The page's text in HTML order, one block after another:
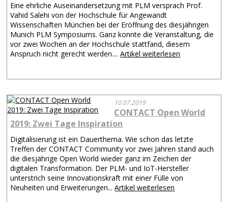
Eine ehrliche Auseinandersetzung mit PLM versprach Prof.
Vahid Salehi von der Hochschule für Angewandt
Wissenschaften München bei der Eröffnung des diesjährigen
Munich PLM Symposiums. Ganz konnte die Veranstaltung, die
vor zwei Wochen an der Hochschule stattfand, diesem
Anspruch nicht gerecht werden....Artikel weiterlesen
10.07.2019
CONTACT Open World
2019: Zwei Tage Inspiration
Digitalisierung ist ein Dauerthema. Wie schon das letzte
Treffen der CONTACT Community vor zwei Jahren stand auch
die diesjährige Open World wieder ganz im Zeichen der
digitalen Transformation. Der PLM- und IoT-Hersteller
unterstrich seine Innovationskraft mit einer Fülle von
Neuheiten und Erweiterungen...Artikel weiterlesen